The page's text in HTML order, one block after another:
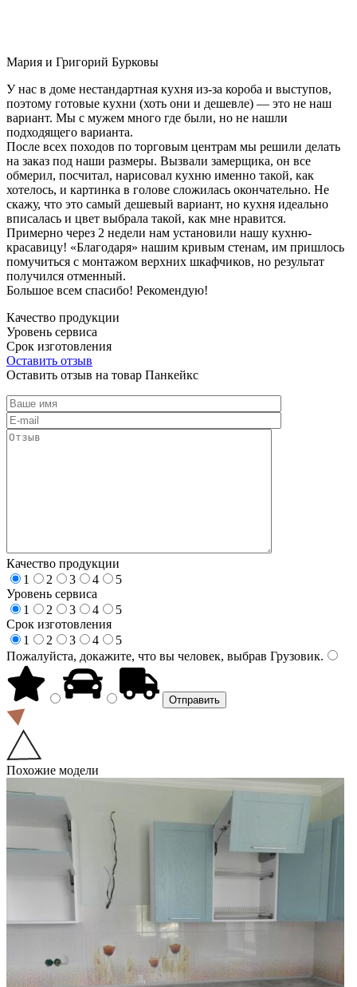
Мария и Григорий Бурковы
У нас в доме нестандартная кухня из-за короба и выступов,
поэтому готовые кухни (хоть они и дешевле) — это не наш
вариант. Мы с мужем много где были, но не нашли
подходящего варианта.
После всех походов по торговым центрам мы решили делать
на заказ под наши размеры. Вызвали замерщика, он все
обмерил, посчитал, нарисовал кухню именно такой, как
хотелось, и картинка в голове сложилась окончательно. Не
скажу, что это самый дешевый вариант, но кухня идеально
вписалась и цвет выбрала такой, как мне нравится.
Примерно через 2 недели нам установили нашу кухню-
красавицу! «Благодаря» нашим кривым стенам, им пришлось
помучиться с монтажом верхних шкафчиков, но результат
получился отменный.
Большое всем спасибо! Рекомендую!
Качество продукции
Уровень сервиса
Срок изготовления
Оставить отзыв
Оставить отзыв на товар Панкейкс
Качество продукции
1
2 3 4
5
Уровень сервиса
1
2 3 4
5
Срок изготовления
1
2 3 4
5
Пожалуйста, докажите, что вы человек, выбрав Грузовик.
Похожие модели